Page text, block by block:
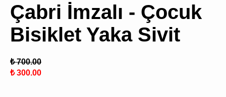
Çabri İmzalı - Çocuk
Bisiklet Yaka Sivit
₺ 700.00
₺ 300.00